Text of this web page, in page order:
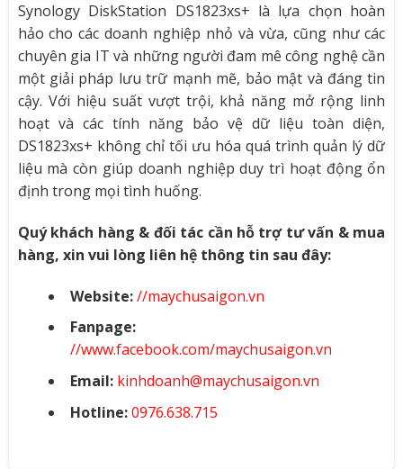
Synology DiskStation DS1823xs+ là lựa chọn hoàn
hảo cho các doanh nghiệp nhỏ và vừa, cũng như các
chuyên gia IT và những người đam mê công nghệ cần
một giải pháp lưu trữ mạnh mẽ, bảo mật và đáng tin
cậy. Với hiệu suất vượt trội, khả năng mở rộng linh
hoạt và các tính năng bảo vệ dữ liệu toàn diện,
DS1823xs+ không chỉ tối ưu hóa quá trình quản lý dữ
liệu mà còn giúp doanh nghiệp duy trì hoạt động ổn
định trong mọi tình huống.
Quý khách hàng & đối tác cần hỗ trợ tư vấn & mua
hàng, xin vui lòng liên hệ thông tin sau đây:
Website://maychusaigon.vn
Fanpage:
//www.facebook.com/maychusaigon.vn
Email: kinhdoanh@maychusaigon.vn
Hotline:0976.638.715